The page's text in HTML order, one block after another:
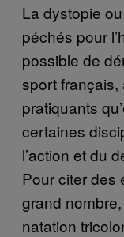
La dystopie
péchés pour
possible de
sport
pratiquants
certaines
l’action et du
Pour citer des
grand
natation